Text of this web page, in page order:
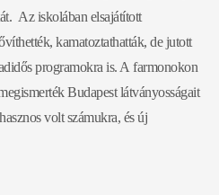
Az iskolában elsajátított
kamatoztathatták, de jutott
programokra is. A farmonokon
Budapest látványosságait
volt számukra, és új